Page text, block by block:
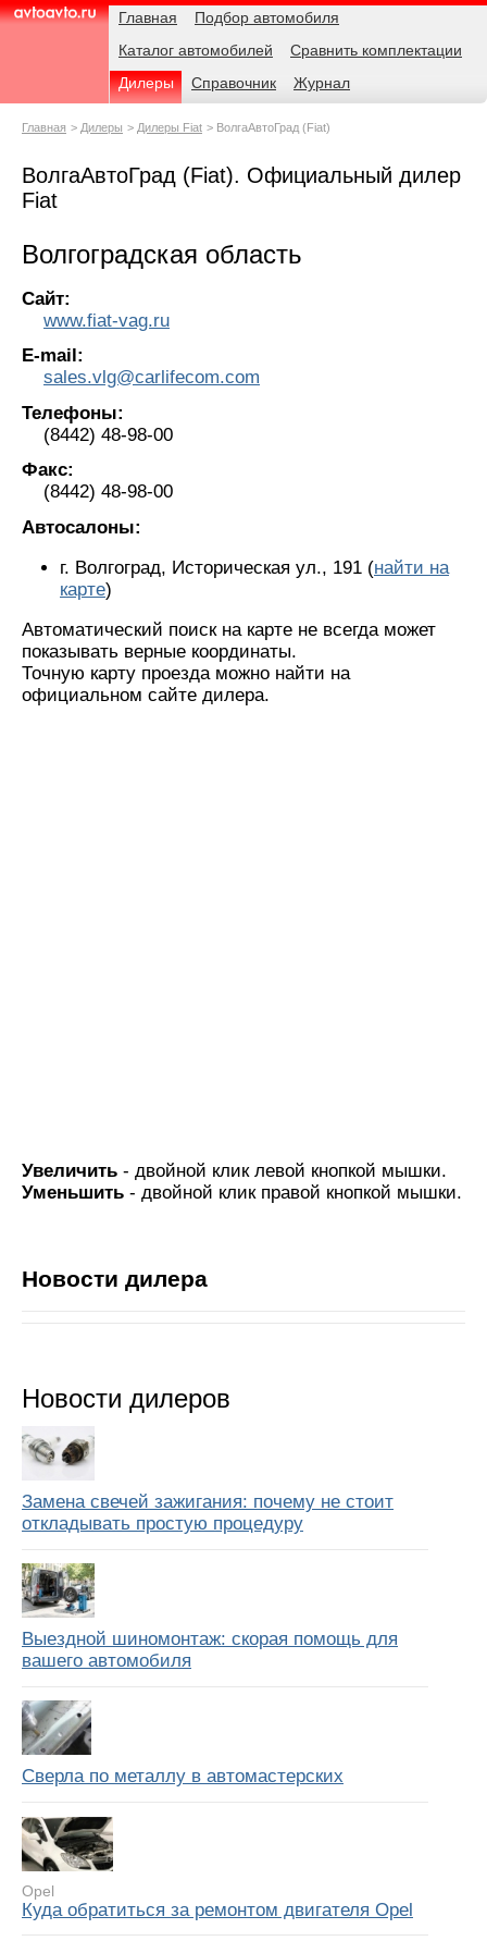
AvtoAvto.ru
Навигация Главная
Подбор автомобиля
Каталог автомобилей
Сравнить комплектации
Дилеры
Справочник Журнал
Родительские
Главная Дилеры Дилеры Fiat ВолгаАвтоГрад (Fiat)
ВолгаАвтоГрад (Fiat). Официальный дилер
Fiat
Волгоградская область
Сайт:
www.fiat-vag.ru
E-mail:
sales.vlg@carlifecom.com
Телефоны:
(8442) 48-98-00
Факс:
(8442) 48-98-00
Автосалоны:
г. Волгоград, Историческая ул., 191 (найти на
карте)
Автоматический поиск на карте не всегда может
показывать верные координаты.
Точную карту проезда можно найти на
официальном сайте дилера.
Увеличить - двойной клик левой кнопкой мышки.
Уменьшить - двойной клик правой кнопкой мышки.
Новости дилера
Новости дилеров
Замена свечей зажигания: почему не стоит
откладывать простую процедуру
Выездной шиномонтаж: скорая помощь для
вашего автомобиля
Сверла по металлу в автомастерских
Opel
Куда обратиться за ремонтом двигателя Opel